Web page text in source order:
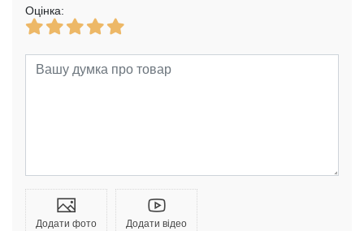
Оцінка:
Додати фото Додати відео